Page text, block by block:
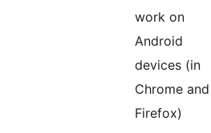
work on
Android
devices (in
Chrome and
Firefox)